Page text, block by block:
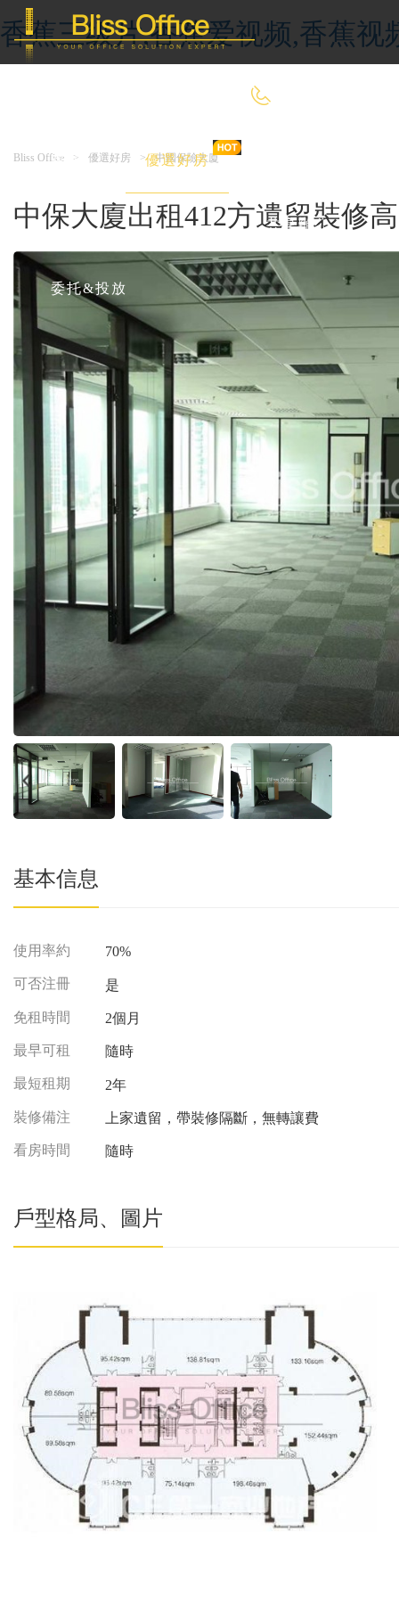
香蕉三级片,香蕉爱视频,香蕉视
首 頁 優選好房
共享辦公
委托&投放
Bliss Office > 優選好房 > 中國保險大廈
中保大廈出租412方遺留裝修
基本信息
使用率約 70%
可否注冊 是
免租時間 2個月
最早可租 隨時
最短租期 2年
裝修備注 上家遺留，帶裝修隔斷，無轉讓費
看房時間 隨時
戶型格局、圖片